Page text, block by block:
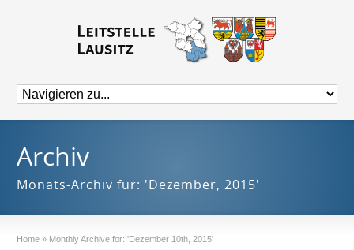
Archiv
Monats-Archiv für: 'Dezember, 2015'
Home » Monthly Archive for: 'Dezember 10th, 2015'